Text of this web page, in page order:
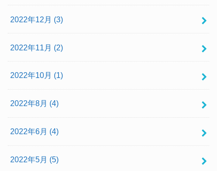
2022年12月 (3)
2022年11月 (2)
2022年10月 (1)
2022年8月 (4)
2022年6月 (4)
2022年5月 (5)